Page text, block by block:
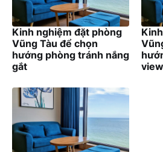
Kinh nghiệm đặt phòng
Vũng Tàu để chọn
hướng phòng tránh nắng
gắt